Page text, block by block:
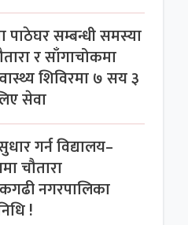
पाठेघर सम्बन्धी समस्या
र साँगाचोकमा
शिविरमा ७ सय ३
सेवा
गर्न विद्यालय–
चौतारा
नगरपालिका
!